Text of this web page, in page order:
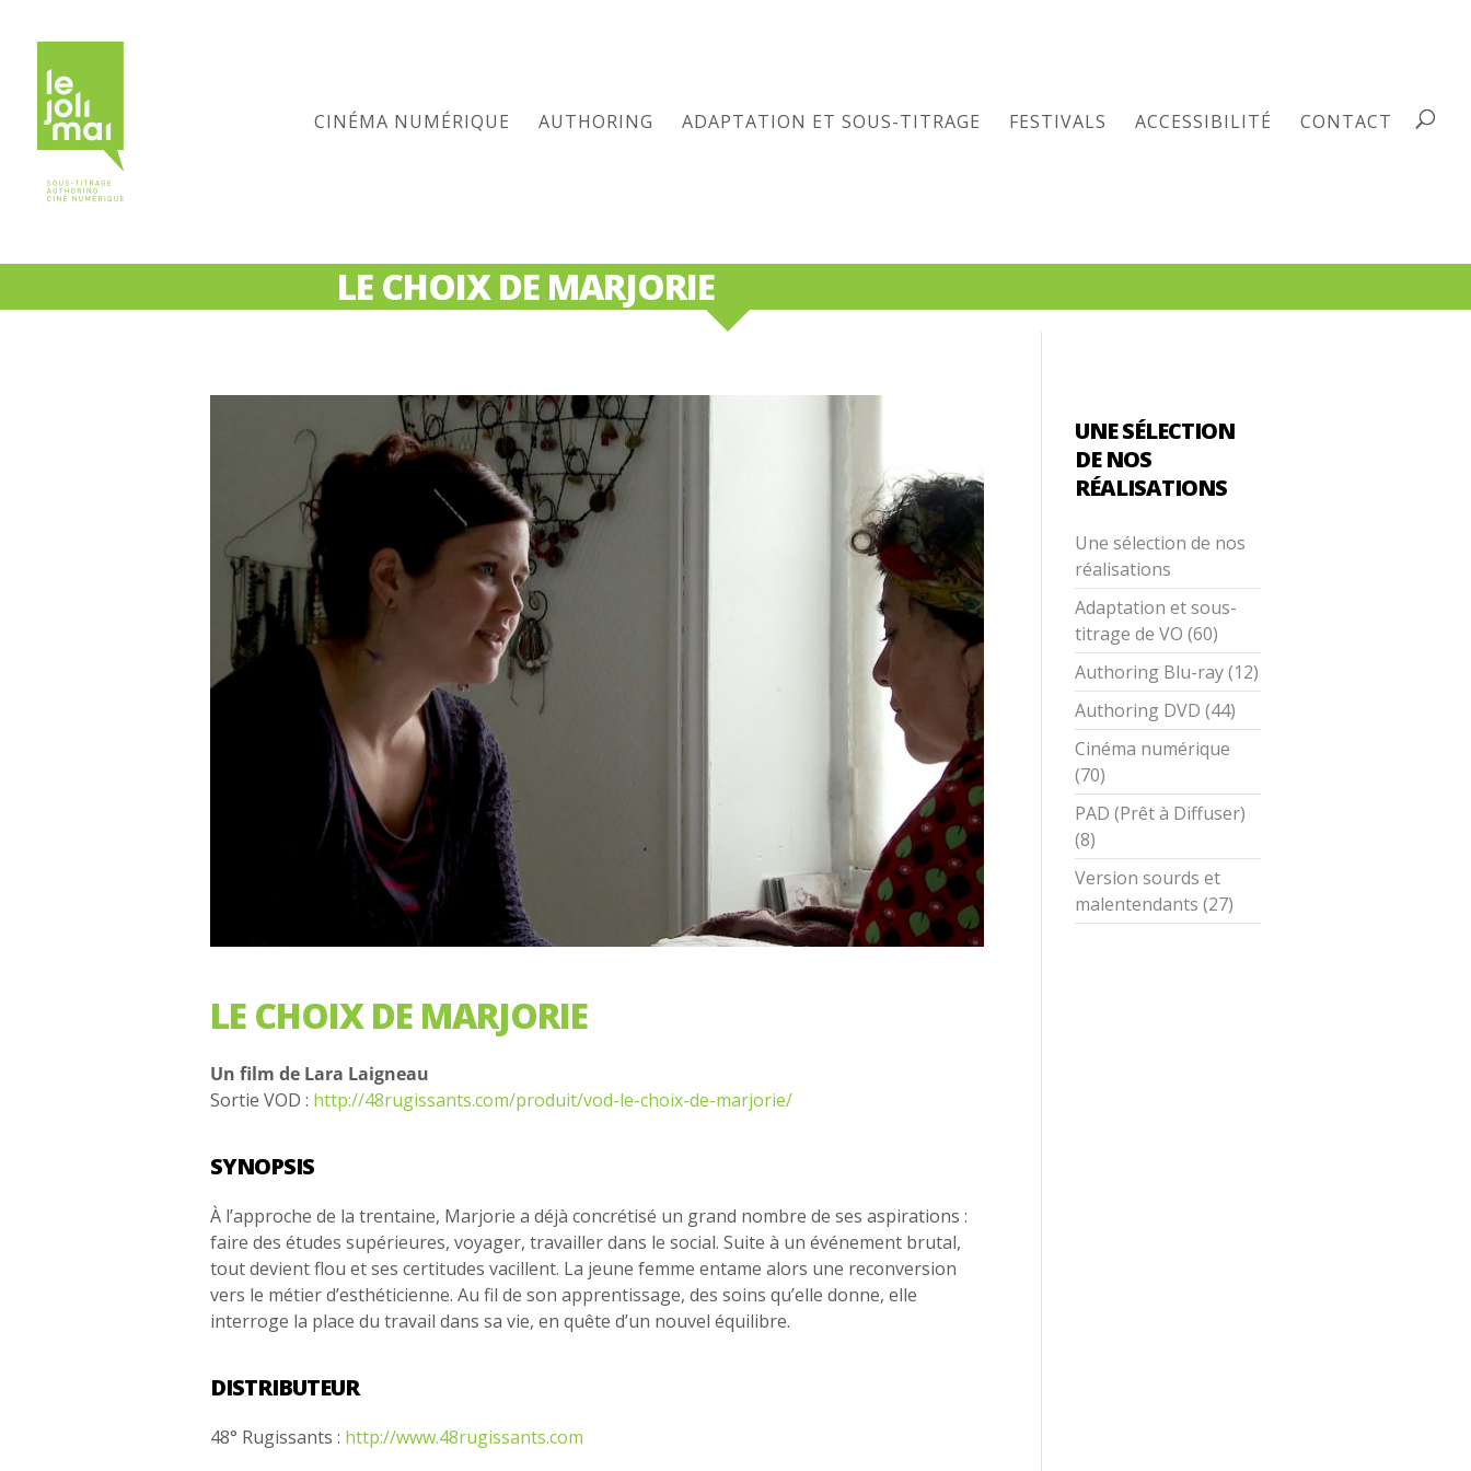
CINÉMA NUMÉRIQUE AUTHORING ADAPTATION ET SOUS-TITRAGE FESTIVALS ACCESSIBILITÉ CONTACT
LE CHOIX DE MARJORIE
LE CHOIX DE MARJORIE
Un film de Lara Laigneau
Sortie VOD : http://48rugissants.com/produit/vod-le-choix-de-marjorie/
SYNOPSIS
À l’approche de la trentaine, Marjorie a déjà concrétisé un grand nombre de ses aspirations :
faire des études supérieures, voyager, travailler dans le social. Suite à un événement brutal,
tout devient flou et ses certitudes vacillent. La jeune femme entame alors une reconversion
vers le métier d’esthéticienne. Au fil de son apprentissage, des soins qu’elle donne, elle
interroge la place du travail dans sa vie, en quête d’un nouvel équilibre.
DISTRIBUTEUR
48° Rugissants : http://www.48rugissants.com
UNE SÉLECTION
DE NOS
RÉALISATIONS
Une sélection de nos
réalisations
Adaptation et sous-
titrage de VO (60)
Authoring Blu-ray (12)
Authoring DVD (44)
Cinéma numérique
(70)
PAD (Prêt à Diffuser)
(8)
Version sourds et
malentendants (27)